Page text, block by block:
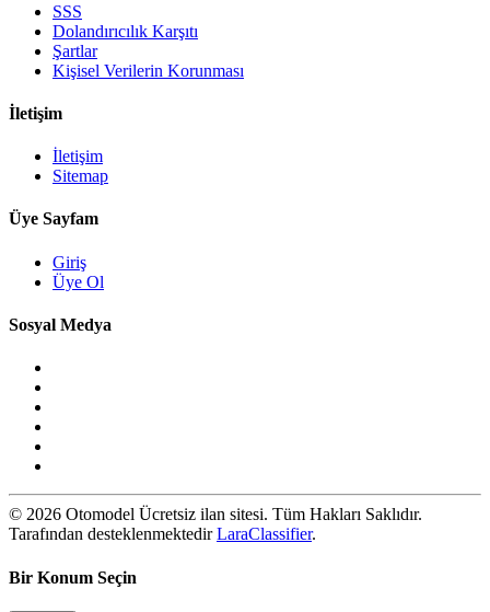
SSS
Dolandırıcılık Karşıtı
Şartlar
Kişisel Verilerin Korunması
İletişim
İletişim
Sitemap
Üye Sayfam
Giriş
Üye Ol
Sosyal Medya
© 2026 Otomodel Ücretsiz ilan sitesi. Tüm Hakları Saklıdır.
Tarafından desteklenmektedirLaraClassifier.
Bir Konum Seçin